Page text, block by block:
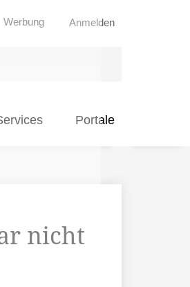
Werbung Anmelden
Portale
nicht